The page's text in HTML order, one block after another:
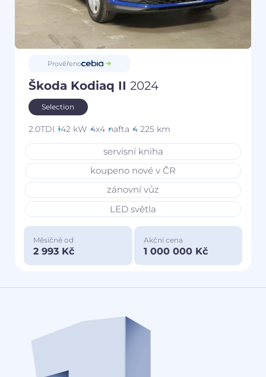
Prověřeno
Škoda Kodiaq II 2024
Selection
2.0TDI 142 kW 4x4 nafta 4 225 km
servisní kniha
koupeno nové v ČR
zánovní vůz
LED světla
Měsíčně od
2 993 Kč
Akční cena
1 000 000 Kč